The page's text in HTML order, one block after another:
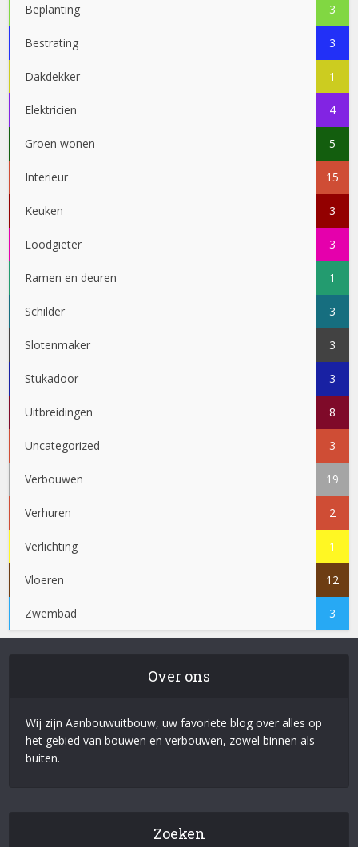
Beplanting 3
Bestrating 3
Dakdekker 1
Elektricien 4
Groen wonen 5
Interieur 15
Keuken 3
Loodgieter 3
Ramen en deuren 1
Schilder 3
Slotenmaker 3
Stukadoor 3
Uitbreidingen 8
Uncategorized 3
Verbouwen 19
Verhuren 2
Verlichting 1
Vloeren 12
Zwembad 3
Over ons
Wij zijn Aanbouwuitbouw, uw favoriete blog over alles op
het gebied van bouwen en verbouwen, zowel binnen als
buiten.
Zoeken